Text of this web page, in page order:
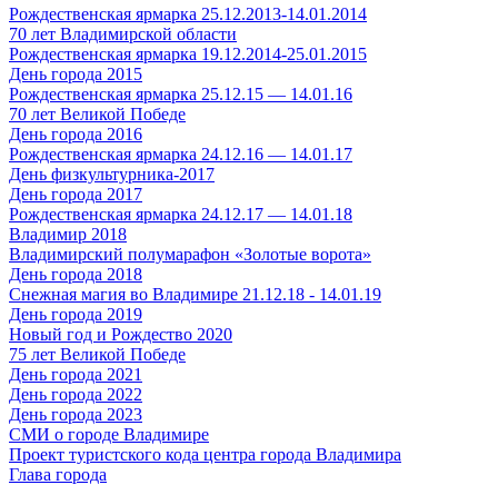
Рождественская ярмарка 25.12.2013-14.01.2014
70 лет Владимирской области
Рождественская ярмарка 19.12.2014-25.01.2015
День города 2015
Рождественская ярмарка 25.12.15 — 14.01.16
70 лет Великой Победе
День города 2016
Рождественская ярмарка 24.12.16 — 14.01.17
День физкультурника-2017
День города 2017
Рождественская ярмарка 24.12.17 — 14.01.18
Владимир 2018
Владимирский полумарафон «Золотые ворота»
День города 2018
Снежная магия во Владимире 21.12.18 - 14.01.19
День города 2019
Новый год и Рождество 2020
75 лет Великой Победе
День города 2021
День города 2022
День города 2023
СМИ о городе Владимире
Проект туристского кода центра города Владимира
Глава города